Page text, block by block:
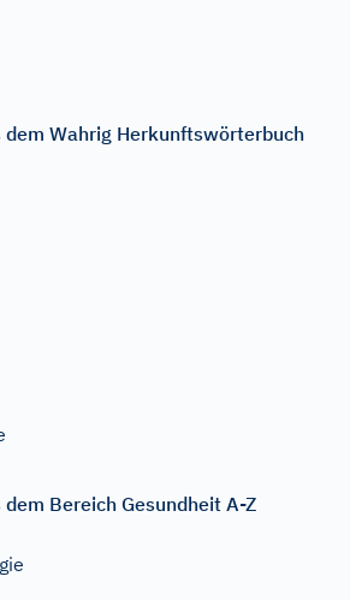
Wahrig Herkunftswörterbuch
Bereich Gesundheit A-Z